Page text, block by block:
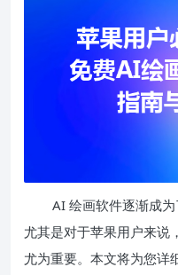
AI 绘画软件逐渐成为
尤其是对于苹果用户来说
尤为重要。本文将为您详